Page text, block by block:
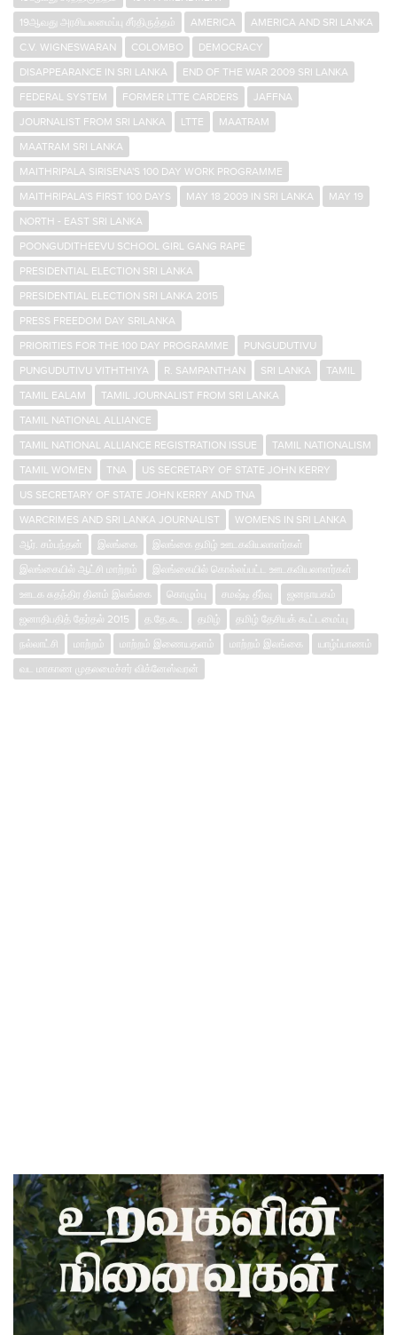
19ஆவது அரசியலமைப்பு சீர்திருத்தம்
AMERICA
AMERICA AND SRI LANKA
C.V. WIGNESWARAN
COLOMBO
DEMOCRACY
DISAPPEARANCE IN SRI LANKA
END OF THE WAR 2009 SRI LANKA
FEDERAL SYSTEM
FORMER LTTE CARDERS
JAFFNA
JOURNALIST FROM SRI LANKA
LTTE
MAATRAM
MAATRAM SRI LANKA
MAITHRIPALA SIRISENA'S 100 DAY WORK PROGRAMME
MAITHRIPALA'S FIRST 100 DAYS
MAY 18 2009 IN SRI LANKA
MAY 19
NORTH - EAST SRI LANKA
POONGUDITHEEVU SCHOOL GIRL GANG RAPE
PRESIDENTIAL ELECTION SRI LANKA
PRESIDENTIAL ELECTION SRI LANKA 2015
PRESS FREEDOM DAY SRILANKA
PRIORITIES FOR THE 100 DAY PROGRAMME
PUNGUDUTIVU
PUNGUDUTIVU VITHTHIYA
R. SAMPANTHAN SRI LANKA
TAMIL
TAMIL EALAM
TAMIL JOURNALIST FROM SRI LANKA
TAMIL NATIONAL ALLIANCE
TAMIL NATIONAL ALLIANCE REGISTRATION ISSUE
TAMIL NATIONALISM
TAMIL WOMEN
TNA
US SECRETARY OF STATE JOHN KERRY
US SECRETARY OF STATE JOHN KERRY AND TNA
WARCRIMES AND SRI LANKA JOURNALIST
WOMENS IN SRI LANKA
ஆர். சம்பந்தன்
இலங்கை
இலங்கை தமிழ் ஊடகவியலாளர்கள்
இலங்கையில் ஆட்சி மாற்றம்
இலங்கையில் கொல்லப்பட்ட ஊடகவியலாளர்கள்
ஊடக சுதந்திர தினம் இலங்கை
கொழும்பு சமஷ்டி தீர்வு
ஜனநாயகம்
ஜனாதிபதித் தேர்தல் 2015
த.தே.கூ. தமிழ்
தமிழ் தேசியக் கூட்டமைப்பு
நல்லாட்சி
மாற்றம் மாற்றம் இணையதளம் மாற்றம் இலங்கை
யாழ்ப்பாணம்
வட மாகாண முதலமைச்சர் விக்னேஸ்வரன்